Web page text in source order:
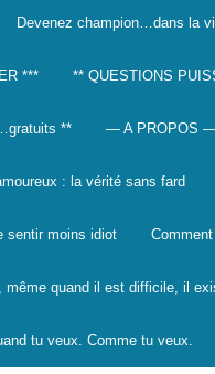
Devenez champion…dans la
*** ** QUESTIONS
** — A PROPOS
: la vérité sans fard
sentir moins idiot
même quand il est difficile, il
tu veux. Comme tu veux.